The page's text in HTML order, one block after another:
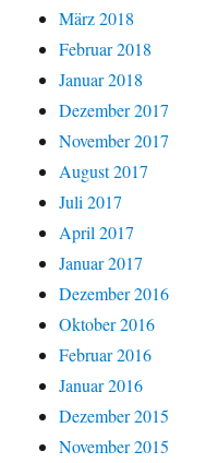
März 2018
Februar 2018
Januar 2018
Dezember 2017
November 2017
August 2017
Juli 2017
April 2017
Januar 2017
Dezember 2016
Oktober 2016
Februar 2016
Januar 2016
Dezember 2015
November 2015